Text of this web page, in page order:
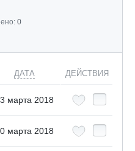
0
ДАТА ДЕЙСТВИЯ
марта 2018
марта 2018